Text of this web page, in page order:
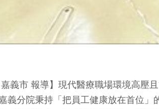
嘉義市 報導】現代醫療職場環境高壓
義分院秉持「把員工健康放在首位